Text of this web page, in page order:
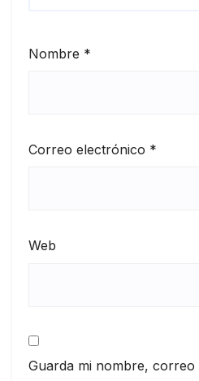
Nombre *
Correo electrónico *
Web
Guarda mi nombre,